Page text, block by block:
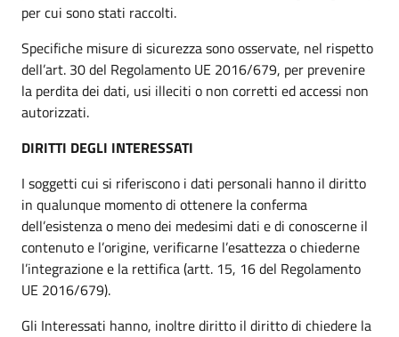
per cui sono stati raccolti.
Specifiche misure di sicurezza sono osservate, nel rispetto
dell’art. 30 del Regolamento UE 2016/679, per prevenire
la perdita dei dati, usi illeciti o non corretti ed accessi non
autorizzati.
DIRITTI DEGLI INTERESSATI
I soggetti cui si riferiscono i dati personali hanno il diritto
in qualunque momento di ottenere la conferma
dell’esistenza o meno dei medesimi dati e di conoscerne il
contenuto e l’origine, verificarne l’esattezza o chiederne
l’integrazione e la rettifica (artt. 15, 16 del Regolamento
UE 2016/679).
Gli Interessati hanno, inoltre diritto il diritto di chiedere la